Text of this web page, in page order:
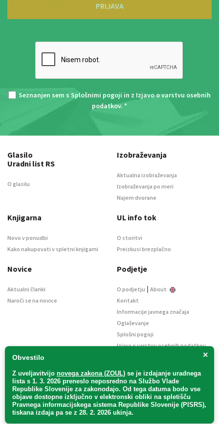
PRIJAVA
Seznanjen sem s Splošnimi pogoji in z Izjavo o varstvu osebnih
podatkov. *
×
Obvestilo
Z uveljavitvijo novega zakona (ZOUL) se je izdajanje uradnega
lista s 1. 3. 2026 preneslo neposredno na Službo Vlade
Republike Slovenije za zakonodajo. Od tega datuma bodo vse
objave dostopne izključno v elektronski obliki na spletišču
Pravnega informacijskega sistema Republike Slovenije (PISRS),
tiskana izdaja pa se z 28. 2. 2026 ukinja.
Glasilo
Uradni list RS
O glasilu
Izobraževanja
Aktualna izobraževanja
Izobraževanja po meri
Najem dvorane
Knjigarna
Novo v ponudbi
Kako nakupovati v spletni knjigarni
UL info tok
O storitvi
Preizkusi brezplačno
Novice
Aktualni članki
Naroči se na novice
Podjetje
O podjetju | About
Kontakt
Informacije javnega značaja
Oglaševanje
Splošni pogoji
Izjava o varstvu osebnih podatkov
Uradni list d. o. o. – v likvidaciji / Vse pravice pridržane.